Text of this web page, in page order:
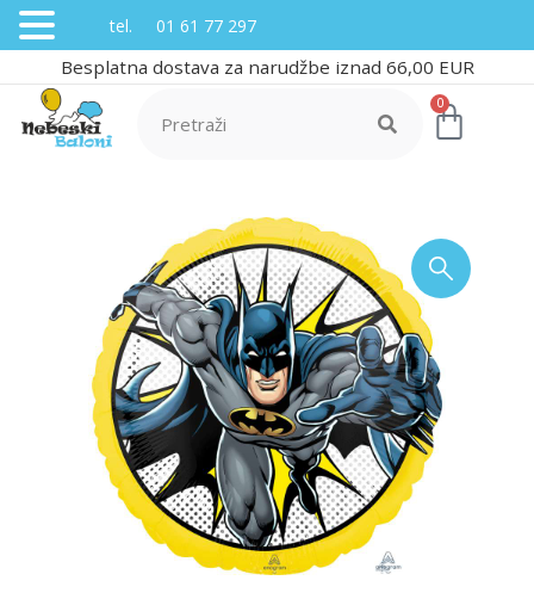
Besplatna dostava za narudžbe iznad 66,00 EUR
0
tel. 01 61 77 297